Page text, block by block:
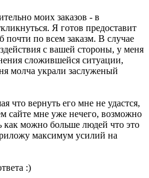
моих заказов - в
Я готов предоставит
почти по всем заказм. В случае
с вашей стороны, у меня
сложившейся ситуации,
молча украли заслуженый
что вернуть его мне не удастся,
сайте мне уже нечего, возможно
как можно больше людей что это
максимум усилий на
:)